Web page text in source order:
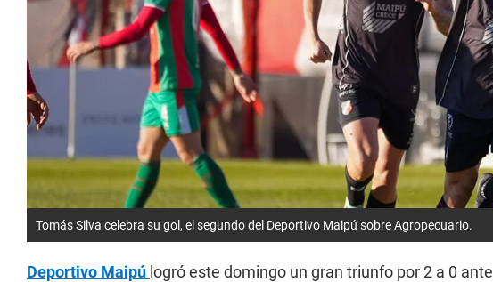
Tomás Silva celebra su gol, el segundo del Deportivo Maipú sobre Agropecuario.
Deportivo Maipú logró este domingo un gran triunfo por 2 a 0 ante